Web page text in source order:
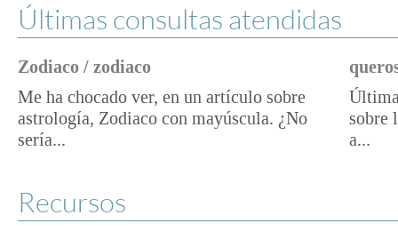
Últimas consultas atendidas
Zodiaco / zodiaco
Me ha chocado ver, en un artículo sobre
astrología, Zodiaco con mayúscula. ¿No
sería...
sobre
a...
Recursos